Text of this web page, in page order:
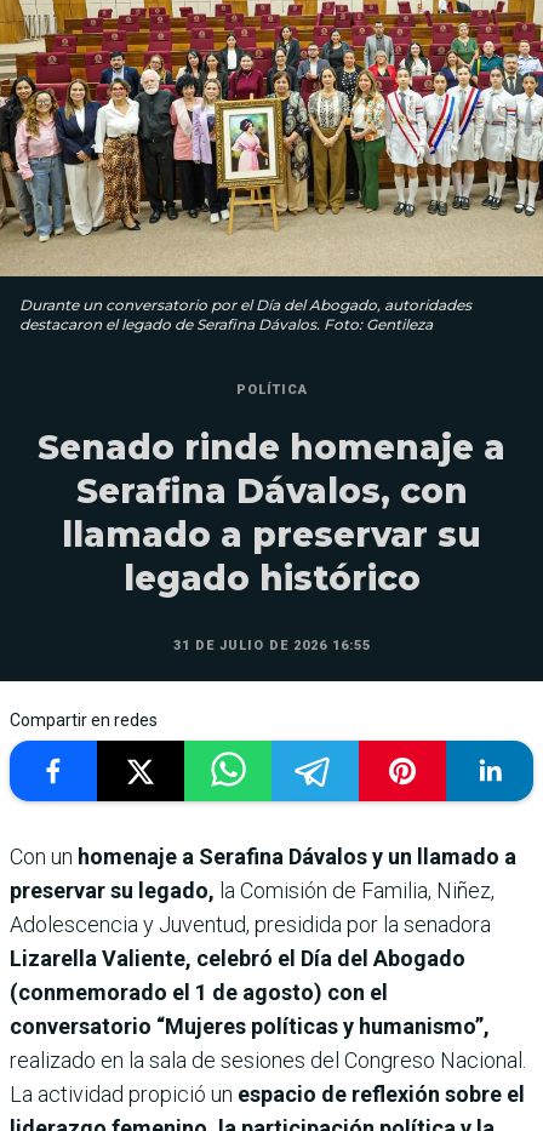
Durante un conversatorio por el Día del Abogado, autoridades
destacaron el legado de Serafina Dávalos. Foto: Gentileza
POLÍTICA
Senado rinde homenaje a
Serafina Dávalos, con
llamado a preservar su
legado histórico
31 DE JULIO DE 2026 16:55
Compartir en redes
Con un homenaje a Serafina Dávalos y un llamado a
preservar su legado, la Comisión de Familia, Niñez,
Adolescencia y Juventud, presidida por la senadora
Lizarella Valiente, celebró el Día del Abogado
(conmemorado el 1 de agosto) con el
conversatorio “Mujeres políticas y humanismo”,
realizado en la sala de sesiones del Congreso Nacional.
La actividad propició un espacio de reflexión sobre el